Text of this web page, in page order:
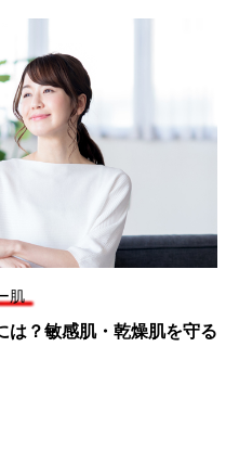
肌
は？敏感肌・乾燥肌を守る